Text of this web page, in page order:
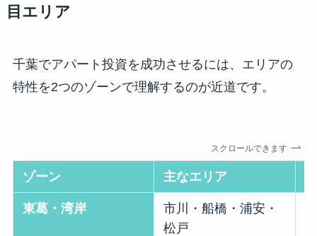
目エリア
千葉でアパート投資を成功させるには、エリアの
特性を2つのゾーンで理解するのが近道です。
スクロールできます
ゾーン 主なエリア
東葛・湾岸
市川・船橋・浦安・
松戸